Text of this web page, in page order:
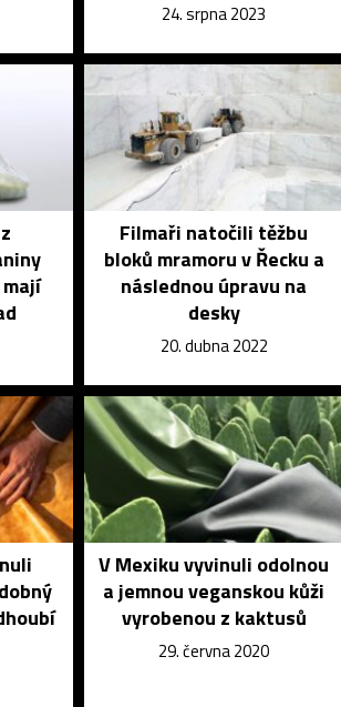
24. srpna 2023
Filmaři natočili těžbu
bloků mramoru v Řecku a
následnou úpravu na
desky
20. dubna 2022
V Mexiku vyvinuli odolnou
a jemnou veganskou kůži
vyrobenou z kaktusů
29. června 2020